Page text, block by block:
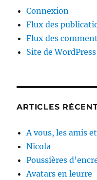
Connexion
Flux des
Flux des
Site de
ARTICLES
A vous, les amis
Nicola
Poussières
Avatars en leurre